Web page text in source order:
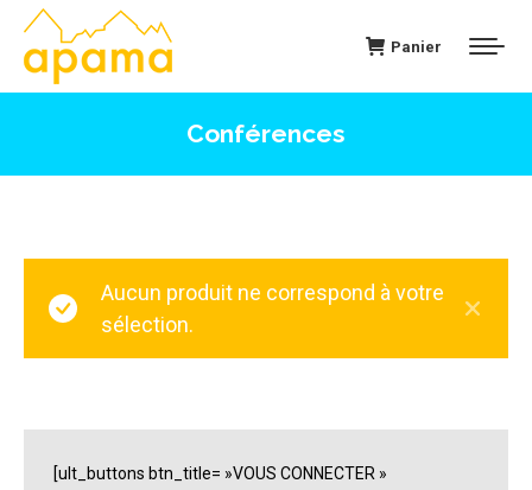
Panier
Conférences
Aucun produit ne correspond à votre
sélection.
[ult_buttons btn_title= »VOUS CONNECTER »